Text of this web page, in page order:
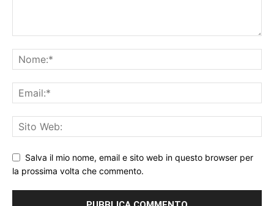
Salva il mio nome, email e sito web in questo browser per
la prossima volta che commento.